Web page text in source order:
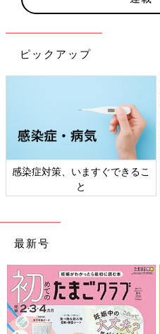
ピックアップ
日本外来小児科学会リーフレッ
ト検討会
最新号